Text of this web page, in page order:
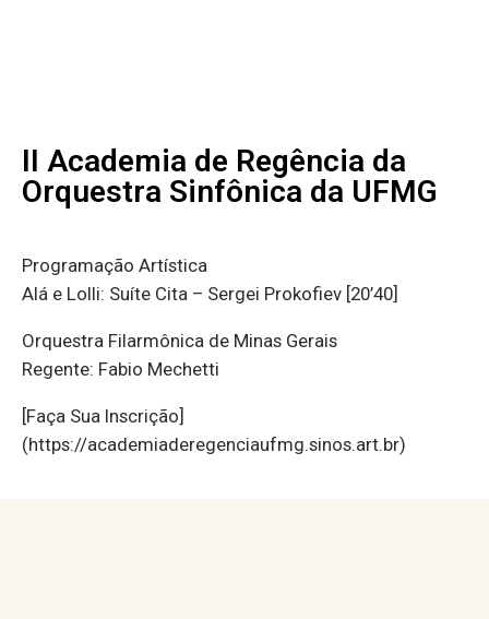
II Academia de Regência da
Orquestra Sinfônica da UFMG
Programação Artística
Alá e Lolli: Suíte Cita – Sergei Prokofiev [20’40]
Orquestra Filarmônica de Minas Gerais
Regente: Fabio Mechetti
[Faça Sua Inscrição]
(https://academiaderegenciaufmg.sinos.art.br)